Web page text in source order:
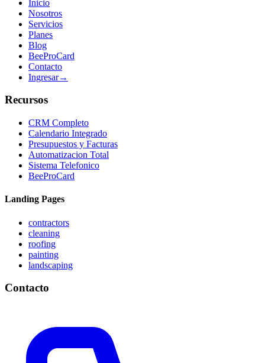
Inicio
Nosotros
Servicios
Planes
Blog
BeeProCard
Contacto
Ingresar→
Recursos
CRM Completo
Calendario Integrado
Presupuestos y Facturas
Automatizacion Total
Sistema Telefonico
BeeProCard
Landing Pages
contractors
cleaning
roofing
painting
landscaping
Contacto